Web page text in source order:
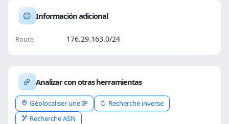
Información adicional
Route 176.29.163.0/24
Analizar con otras herramientas
Géolocaliser une IP
Recherche inverse
Recherche ASN